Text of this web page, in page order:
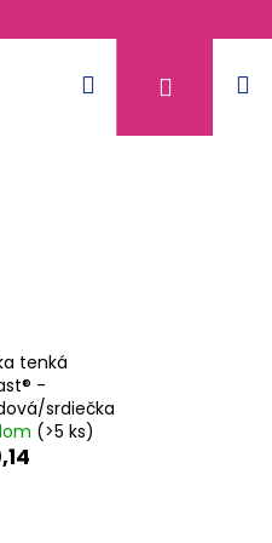
Doplnkový
Hľadať
tenká
-
srdiečka
(>5 ks)